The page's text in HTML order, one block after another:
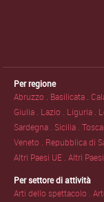
Per regione
Abruzzo . Basilicata .
Giulia . Lazio . Liguria .
Sardegna . Sicilia .
Veneto . Repubblica di
Altri Paesi UE .Altri
Per settore di attività
Arti dello spettacolo .